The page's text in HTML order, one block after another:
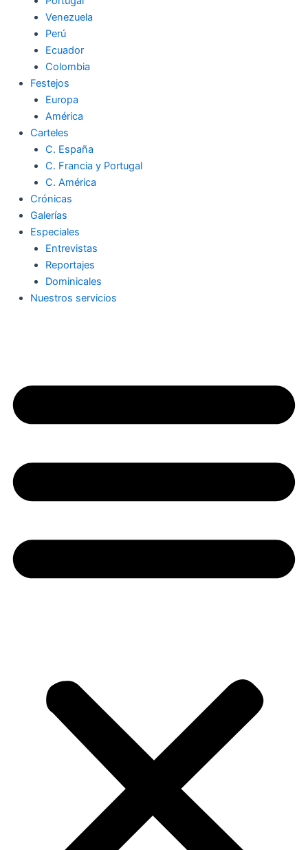
Venezuela
Perú
Ecuador
Colombia
Festejos
Europa
América
Carteles
C. España
C. Francia y Portugal
C. América
Crónicas
Galerías
Especiales
Entrevistas
Reportajes
Dominicales
Nuestros servicios